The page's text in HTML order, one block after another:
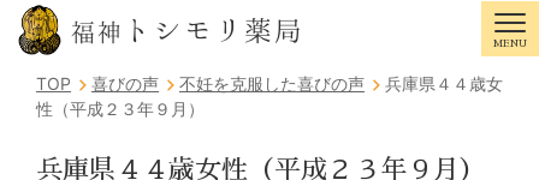
福神 トシモリ薬局 MENU
TOP
喜びの声 不妊を克服した喜びの声
兵庫県４４歳女
性（平成２３年９月）
兵庫県４４歳女性（平成２３年９月）